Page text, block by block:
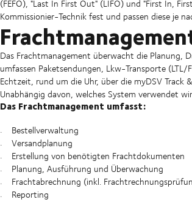
(FEFO), "Last In First Out" (LIFO) und "First In,
Kommissionier-Technik fest und passen diese je
Das Frachtmanagement überwacht die Planung,
umfassen Paketsendungen, Lkw-Transporte
Echtzeit, rund um die Uhr, über die myDSV
Unabhängig davon, welches System verwendet
Das Frachtmanagement umfasst:
Bestellverwaltung
Versandplanung
Erstellung von benötigten Frachtdokumenten
Planung, Ausführung und Überwachung
Frachtabrechnung (inkl.
Reporting